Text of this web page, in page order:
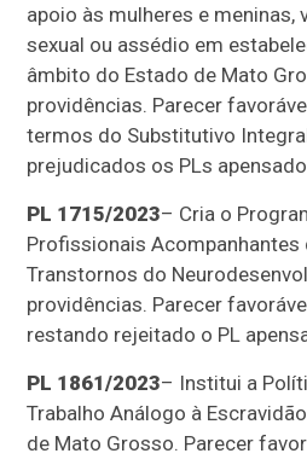
apoio às mulheres e meninas,
sexual ou assédio em
âmbito do Estado de Mato
providências. Parecer
termos do Substitutivo
prejudicados os PLs
PL 1715/2023– Cria o
Profissionais Acompanhantes
Transtornos do
providências. Parecer
restando rejeitado o PL
PL 1861/2023– Institui a
Trabalho Análogo à
de Mato Grosso. Parecer